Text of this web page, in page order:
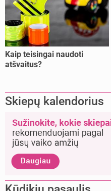
Kaip teisingai naudoti
atšvaitus?
Skiepų kalendorius